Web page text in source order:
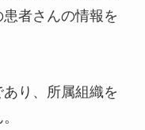
者さんの情報を
り、所属組織を